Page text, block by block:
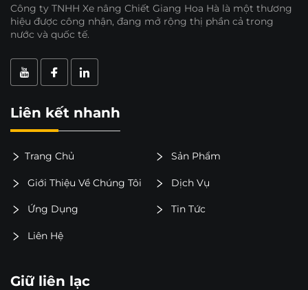
Công ty TNHH Xe nâng Chiết Giang Hoa Hà là một thương
hiệu được công nhận, đang mở rộng thị phần cả trong
nước và quốc tế.
Liên kết nhanh
Trang Chủ Sản Phẩm
Giới Thiệu Về Chúng Tôi Dịch Vụ
Ứng Dụng Tin Tức
Liên Hệ
Giữ liên lạc